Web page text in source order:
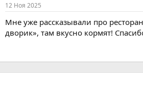
12 Ноя 2025
Мне уже рассказывали про
дворик», там вкусно кормят!